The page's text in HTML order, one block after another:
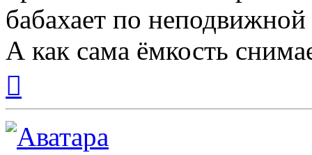
бабахает по
А как сама ёмкость
началу